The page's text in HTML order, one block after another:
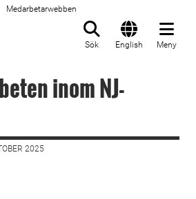
Medarbetarwebben
Sök English Meny
inom NJ-
2025